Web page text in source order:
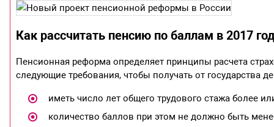
Как рассчитать пенсию по баллам в 2017
Пенсионная реформа определяет принципы расчета
следующие требования, чтобы получать от государства
иметь число лет общего трудового стажа более
количество баллов при этом не должно быть